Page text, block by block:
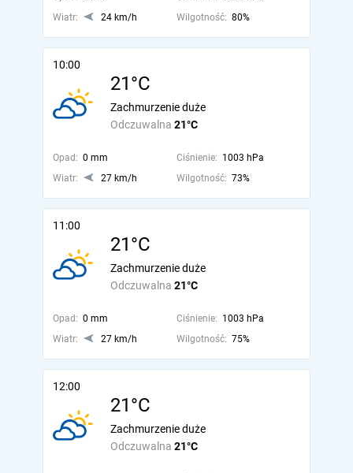
Wiatr:
24 km/h Wilgotność: 80%
10:00
21°C
Odczuwalna 21°C
Zachmurzenie duże
Opad: 0 mm Ciśnienie: 1003 hPa
Wiatr:
27 km/h Wilgotność: 73%
11:00
21°C
Odczuwalna 21°C
Zachmurzenie duże
Opad: 0 mm Ciśnienie: 1003 hPa
Wiatr:
27 km/h Wilgotność: 75%
12:00
21°C
Odczuwalna 21°C
Zachmurzenie duże